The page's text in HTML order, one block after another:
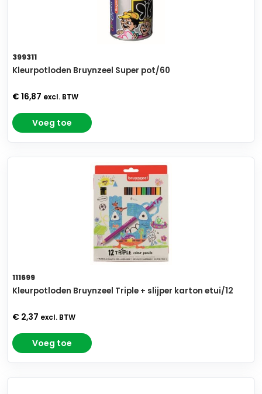
399311
Kleurpotloden Bruynzeel Super pot/60
€ 16,87 excl. BTW
Voeg toe
111699
Kleurpotloden Bruynzeel Triple + slijper karton etui/12
€ 2,37 excl. BTW
Voeg toe